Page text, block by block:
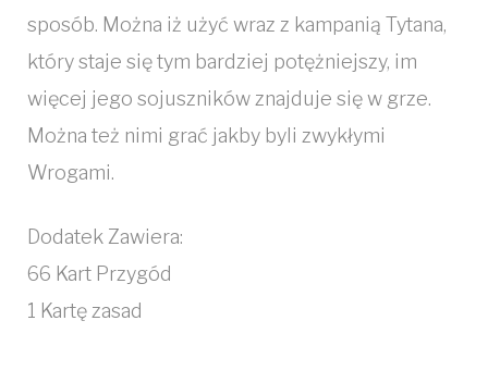
sposób. Można iż użyć wraz z kampanią Tytana,
który staje się tym bardziej potężniejszy, im
więcej jego sojuszników znajduje się w grze.
Można też nimi grać jakby byli zwykłymi
Wrogami.
Dodatek Zawiera:
66 Kart Przygód
1 Kartę zasad